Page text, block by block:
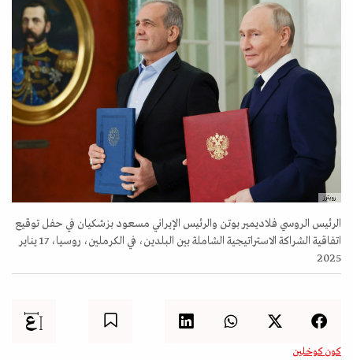
رويترز
الرئيس الروسي فلاديمير بوتن والرئيس الإيراني مسعود بزشكيان في حفل توقيع
اتفاقية الشراكة الاستراتيجية الشاملة بين البلدين، في الكرملين، روسيا، 17 يناير
2025
كون كوخلين